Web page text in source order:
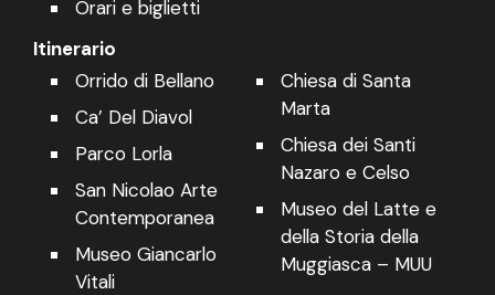
Orari e biglietti
Itinerario
Orrido di Bellano
Ca’ Del Diavol
Parco Lorla
San Nicolao Arte
Contemporanea
Museo Giancarlo
Vitali
Chiesa di Santa
Marta
Chiesa dei Santi
Nazaro e Celso
Museo del Latte e
della Storia della
Muggiasca – MUU